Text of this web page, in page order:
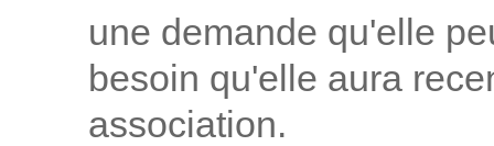
une demande qu'elle
besoin qu'elle aura
association.